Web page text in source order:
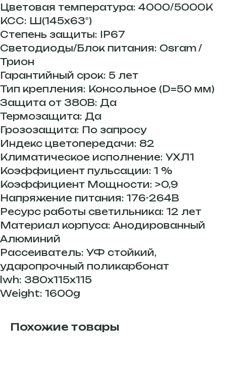
Цветовая температура: 4000/5000К
КСС: Ш(145x63°)
Степень защиты: IP67
Светодиоды/Блок питания: Osram /
Трион
Гарантийный срок: 5 лет
Тип крепления: Консольное (D=50 мм)
Защита от 380В: Да
Термозащита: Да
Грозозащита: По запросу
Индекс цветопередачи: 82
Климатическое исполнение: УХЛ1
Коэффициент пульсации: 1 %
Коэффициент Мощности: >0,9
Напряжение питания: 176-264В
Ресурс работы светильника: 12 лет
Материал корпуса: Анодированный
Алюминий
Рассеиватель: УФ стойкий,
ударопрочный поликарбонат
lwh: 380x115x115
Weight: 1600g
Похожие товары